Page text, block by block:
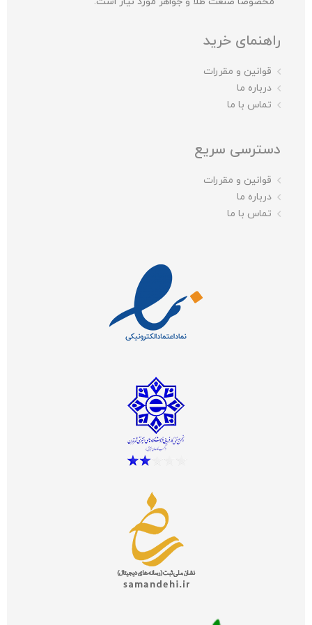
راهنمای خرید
قوانین و مقررات
درباره ما
تماس با ما
دسترسی سریع
قوانین و مقررات
درباره ما
تماس با ما